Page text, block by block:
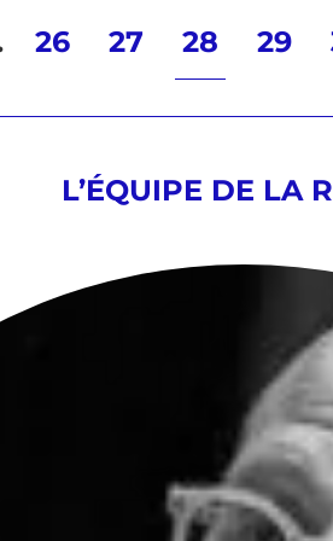
26 27 28 29
L’ÉQUIPE DE LA